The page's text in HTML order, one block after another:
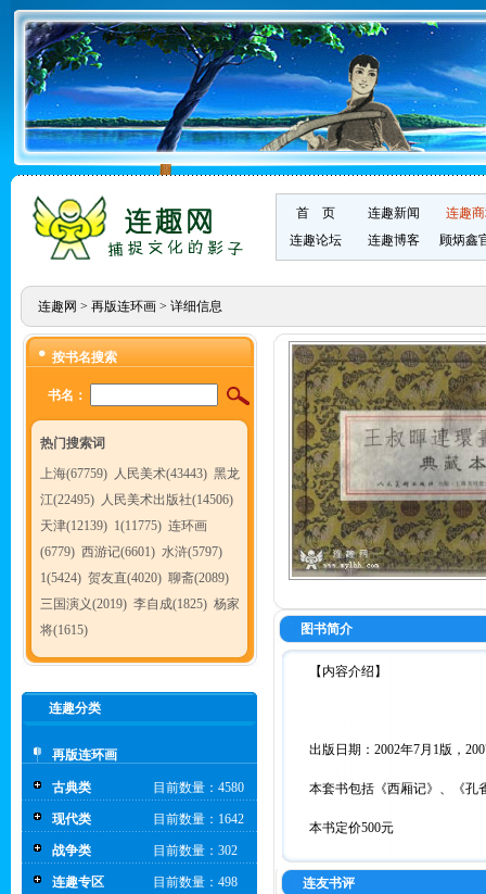
首 页 连趣新闻
连趣
连趣论坛
连趣博客 顾炳鑫
连趣网 > 再版连环画> 详细信息
按书名搜索
书名：
热门搜索词
上海(67759) 人民美术(43443) 黑龙
江(22495) 人民美术出版社(14506)
天津(12139) 1(11775) 连环画
(6779) 西游记(6601) 水浒(5797)
1(5424) 贺友直(4020) 聊斋(2089)
三国演义(2019) 李自成(1825) 杨家
将(1615)
连趣分类
再版连环画
古典类 目前数量：4580
现代类 目前数量：1642
战争类 目前数量：302
连趣专区 目前数量：498
图书简介
【内容介绍】
出版日期：2002年7月1版，
本套书包括《西厢记》、《孔
本书定价500元
连友书评